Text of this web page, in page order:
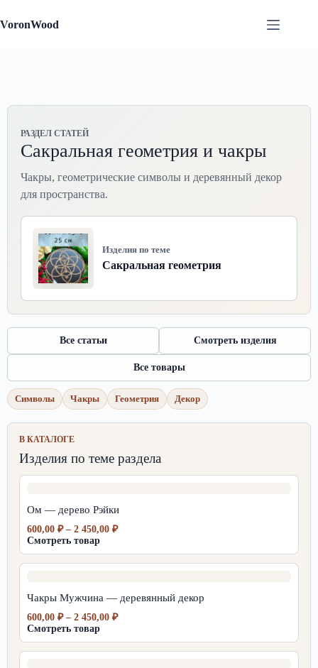
к
сути
VoronWood
РАЗДЕЛ СТАТЕЙ
Сакральная геометрия и чакры
Чакры, геометрические символы и деревянный декор
для пространства.
Изделия по теме
Сакральная геометрия
Все статьи Смотреть изделия
Все товары
Символы Чакры Геометрия Декор
В КАТАЛОГЕ
Изделия по теме раздела
Ом — дерево Рэйки
600,00 ₽ – 2 450,00 ₽Диапазон
600,00 ₽
–
Смотреть товар
Чакры Мужчина — деревянный декор
600,00 ₽ – 2 450,00 ₽Диапазон
600,00 ₽
–
Смотреть товар